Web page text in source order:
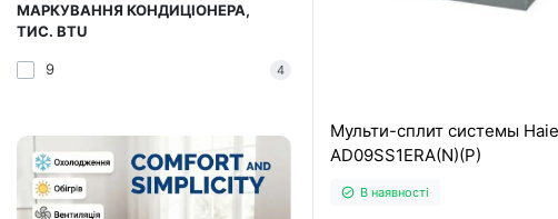
МАРКУВАННЯ КОНДИЦІОНЕРА,
ТИС. BTU
9 4
Мульти-сплит системы
AD09SS1ERA(N)(P)
В наявності